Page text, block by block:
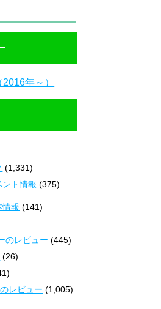
年～）
(1,331)
ント情報 (375)
情報 (141)
のレビュー (445)
(26)
レビュー (1,005)